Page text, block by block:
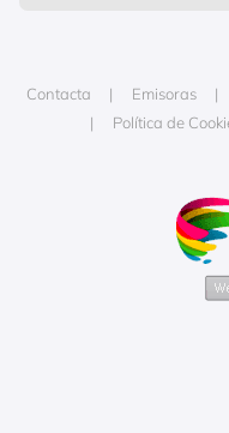
Contacta Emisoras
Política de